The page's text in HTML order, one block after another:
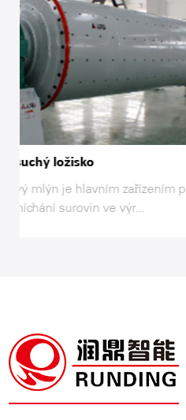
Mokré ložiskové
Účel: Kuličkový
broušení a